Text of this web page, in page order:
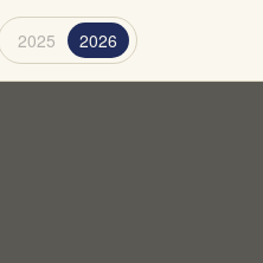
2025 2026